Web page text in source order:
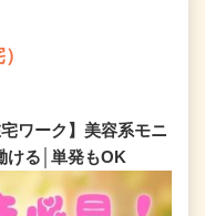
ワーク】美容系モニ
ける│単発もOK